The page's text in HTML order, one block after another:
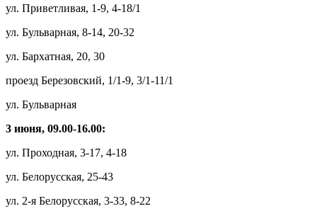
ул. Приветливая, 1-9, 4-18/1
ул. Бульварная, 8-14, 20-32
ул. Бархатная, 20, 30
проезд Березовский, 1/1-9, 3/1-11/1
ул. Бульварная
3 июня, 09.00-16.00:
ул. Проходная, 3-17, 4-18
ул. Белорусская, 25-43
ул. 2-я Белорусская, 3-33, 8-22